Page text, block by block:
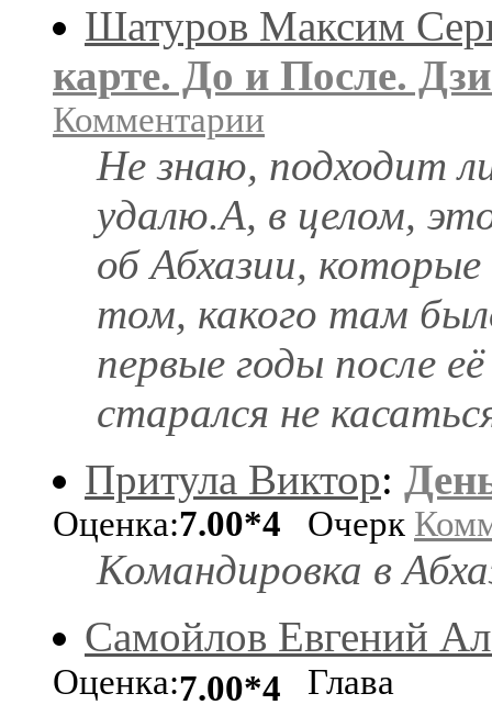
Шатуров Максим
карте. До и После.
Комментарии
Не знаю, подходит
удалю.А, в целом,
об Абхазии,
том, какого там
первые годы после
старался не
Притула Виктор:
Оценка:7.00*4 Очерк
Командировка в
Самойлов Евгений
Оценка:7.00*4
Глава